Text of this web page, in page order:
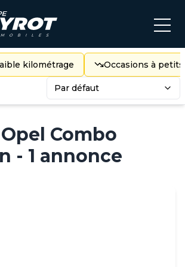
kilométrage Occasions à
Par défaut
Combo
- 1 annonce